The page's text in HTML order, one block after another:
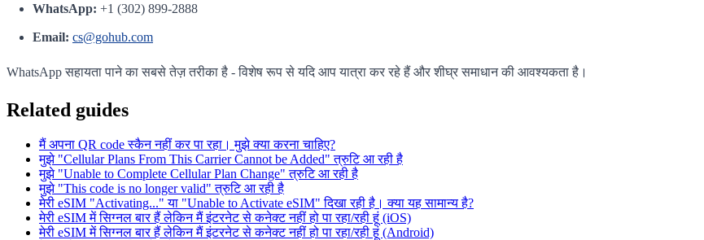
WhatsApp: +1 (302) 899-2888
Email: cs@gohub.com
WhatsApp सहायता पाने का सबसे तेज़ तरीका है - विशेष रूप से यदि आप यात्रा कर रहे हैं और शीघ्र समाधान की आवश्यकता है।
Related guides
मैं अपना QR code स्कैन नहीं कर पा रहा। मुझे क्या करना चाहिए?
मुझे "Cellular Plans From This Carrier Cannot be Added" त्रुटि आ रही है
मुझे "Unable to Complete Cellular Plan Change" त्रुटि आ रही है
मुझे "This code is no longer valid" त्रुटि आ रही है
मेरी eSIM "Activating..." या "Unable to Activate eSIM" दिखा रही है। क्या यह सामान्य है?
मेरी eSIM में सिग्नल बार हैं लेकिन मैं इंटरनेट से कनेक्ट नहीं हो पा रहा/रही हूं (iOS)
मेरी eSIM में सिग्नल बार हैं लेकिन मैं इंटरनेट से कनेक्ट नहीं हो पा रहा/रही हूं (Android)